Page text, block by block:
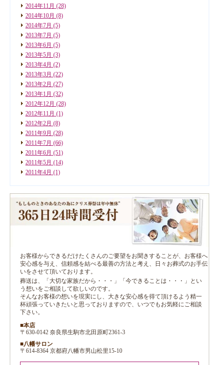
2014年11月 (28)
2014年10月 (8)
2014年7月 (5)
2013年7月 (5)
2013年6月 (5)
2013年5月 (3)
2013年4月 (2)
2013年3月 (22)
2013年2月 (27)
2013年1月 (32)
2012年12月 (28)
2012年11月 (1)
2012年2月 (8)
2011年9月 (28)
2011年7月 (66)
2011年6月 (51)
2011年5月 (14)
2011年4月 (1)
お客様からできるだけたくさんのご要望をお聞きすることが、お客様へ
安心感を与え、信頼感を結べる最善の方法と考え、日々お葬式のお手伝
いをさせて頂いております。
葬送は、「大切な家族だから・・・」「今できることは・・・」とい
う想いをご相談して欲しいのです。
そんなお客様の想いを現実にし、大きな安心感を得て頂けるよう精一
杯頑張っていきたいと思っておりますので、いつでもお気軽にご相談
下さい。
■本店
〒630-0142 奈良県生駒市北田原町2361-3
■八幡サロン
〒614-8364 京都府八幡市男山松里15-10